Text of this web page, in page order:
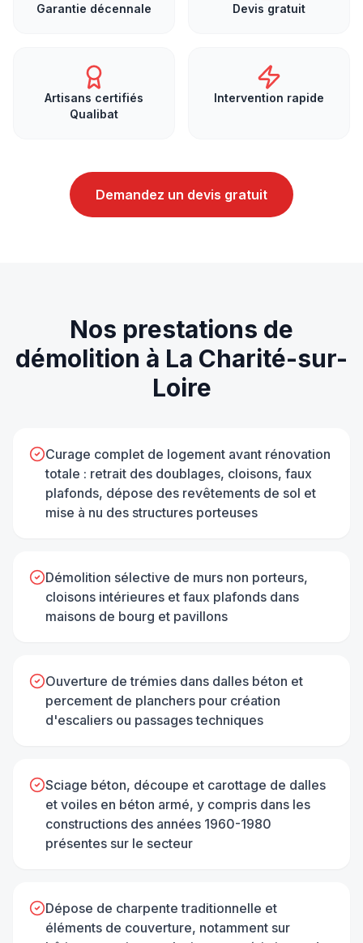
Garantie décennale Devis gratuit
Artisans certifiés
Qualibat
Intervention rapide
Demandez un devis gratuit
Nos prestations de
démolition à La Charité-sur-
Loire
Curage complet de logement avant rénovation
totale : retrait des doublages, cloisons, faux
plafonds, dépose des revêtements de sol et
mise à nu des structures porteuses
Démolition sélective de murs non porteurs,
cloisons intérieures et faux plafonds dans
maisons de bourg et pavillons
Ouverture de trémies dans dalles béton et
percement de planchers pour création
d'escaliers ou passages techniques
Sciage béton, découpe et carottage de dalles
et voiles en béton armé, y compris dans les
constructions des années 1960-1980
présentes sur le secteur
Dépose de charpente traditionnelle et
éléments de couverture, notamment sur